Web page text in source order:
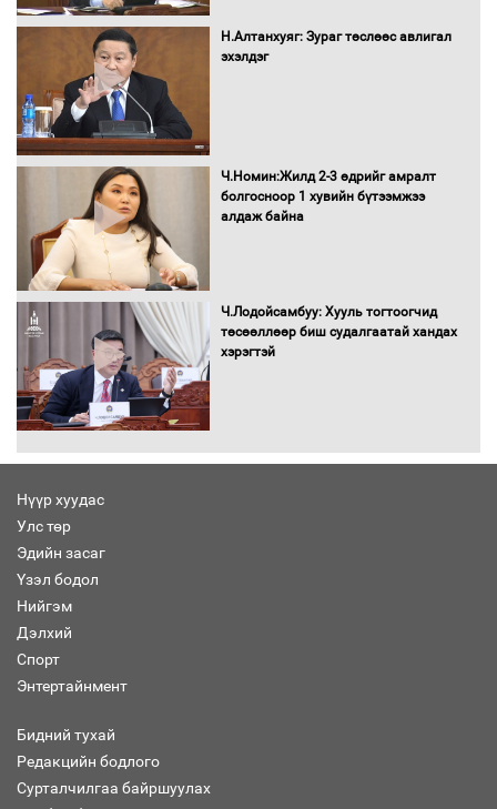
шилжиж, найр наадам, зөвлөгөөн,
гадаад томилолтыг хориглолоо
Н.Алтанхуяг: Зураг төслөөс авлигал
эхэлдэг
Ч.Номин:Жилд 2-3 өдрийг амралт
болгосноор 1 хувийн бүтээмжээ
алдаж байна
Ч.Лодойсамбуу: Хууль тогтоогчид
төсөөллөөр биш судалгаатай хандах
хэрэгтэй
Нүүр хуудас
Улс төр
Эдийн засаг
Үзэл бодол
Нийгэм
Дэлхий
Спорт
Энтертайнмент
Бидний тухай
Редакцийн бодлого
Сурталчилгаа байршуулах